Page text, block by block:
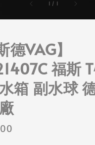
1 / 1
德VAG】
福斯
箱 副水球